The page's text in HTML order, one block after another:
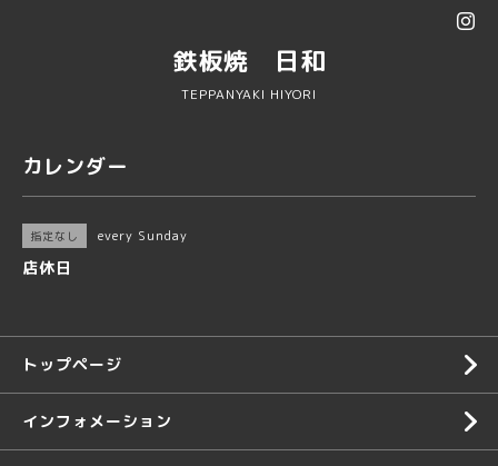
鉄板焼 日和
TEPPANYAKI HIYORI
カレンダー
指定なし every Sunday
店休日
トップページ
インフォメーション